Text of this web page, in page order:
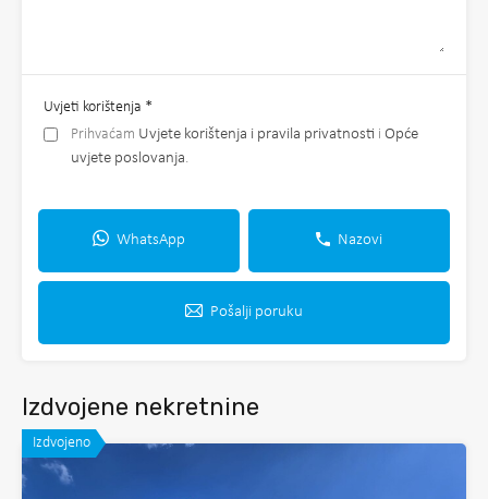
Uvjeti korištenja *
Prihvaćam Uvjete korištenja i pravila privatnosti i Opće
uvjete poslovanja.
WhatsApp Nazovi
Pošalji poruku
Izdvojene nekretnine
Izdvojeno